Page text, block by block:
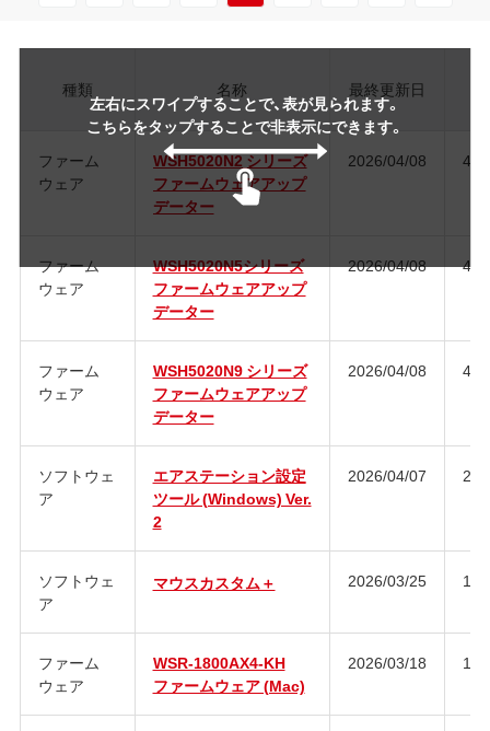
左右にスワイプすることで、表が見られます。
こちらをタップすることで非表示にできます。
種類 名称 最終更新日
ファーム
ウェア
WSH5020N2 シリーズ
ファームウェアアップ
データー
2026/04/08
ファーム
ウェア
WSH5020N5シリーズ
ファームウェアアップ
データー
2026/04/08
ファーム
ウェア
WSH5020N9 シリーズ
ファームウェアアップ
データー
2026/04/08
ソフトウェ
ア
エアステーション設定
ツール (Windows) Ver.
2
2026/04/07
ソフトウェ
ア
マウスカスタム＋ 2026/03/25
ファーム
ウェア
WSR-1800AX4-KH
ファームウェア (Mac)
2026/03/18